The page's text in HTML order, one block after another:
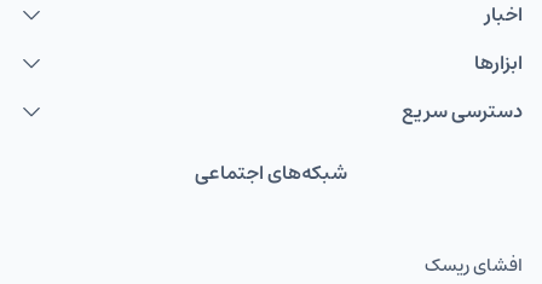
اخبار
ابزارها
دسترسی سریع
شبکه‌های اجتماعی
افشای ریسک